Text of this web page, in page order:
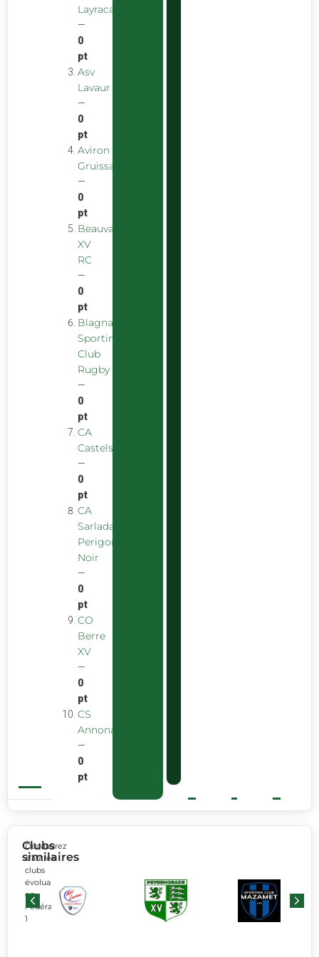
Layracaise
—
0
pt
Asv
Lavaur
—
0
pt
Aviron
Gruissanais
—
0
pt
Beauvais
XV
RC
—
0
pt
Blagnac
Sporting
Club
Rugby
—
0
pt
CA
Castelsarrasinois
—
0
pt
CA
Sarladais
Perigord
Noir
—
0
pt
CO
Berre
XV
—
0
pt
CS
Annonay
—
0
pt
Clubs
similaires
Découvrez
d’autres
clubs
évoluant
en
Fédérale
1